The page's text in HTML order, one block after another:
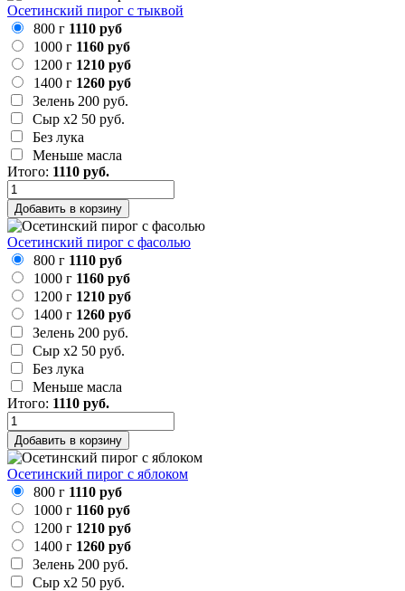
Осетинский пирог с тыквой
800 г 1110 руб
1000 г 1160 руб
1200 г 1210 руб
1400 г 1260 руб
Зелень 200 руб.
Сыр х2 50 руб.
Без лука
Меньше масла
Итого: 1110 руб.
Добавить в корзину
Осетинский пирог с фасолью
800 г 1110 руб
1000 г 1160 руб
1200 г 1210 руб
1400 г 1260 руб
Зелень 200 руб.
Сыр х2 50 руб.
Без лука
Меньше масла
Итого: 1110 руб.
Добавить в корзину
Осетинский пирог с яблоком
800 г 1110 руб
1000 г 1160 руб
1200 г 1210 руб
1400 г 1260 руб
Зелень 200 руб.
Сыр х2 50 руб.